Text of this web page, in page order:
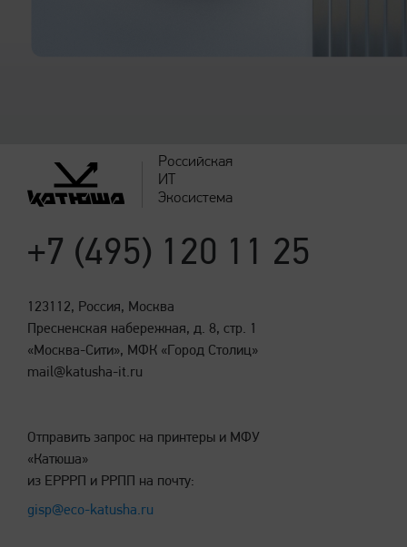
Российская
ИТ
Экосистема
+7 (495) 120 11 25
123112, Россия, Москва
Пресненская набережная, д. 8, стр. 1
«Москва-Сити», МФК «Город Столиц»
mail@katusha-it.ru
Отправить запрос на принтеры и МФУ
«Катюша»
из ЕРРРП и РРПП на почту:
gisp@eco-katusha.ru